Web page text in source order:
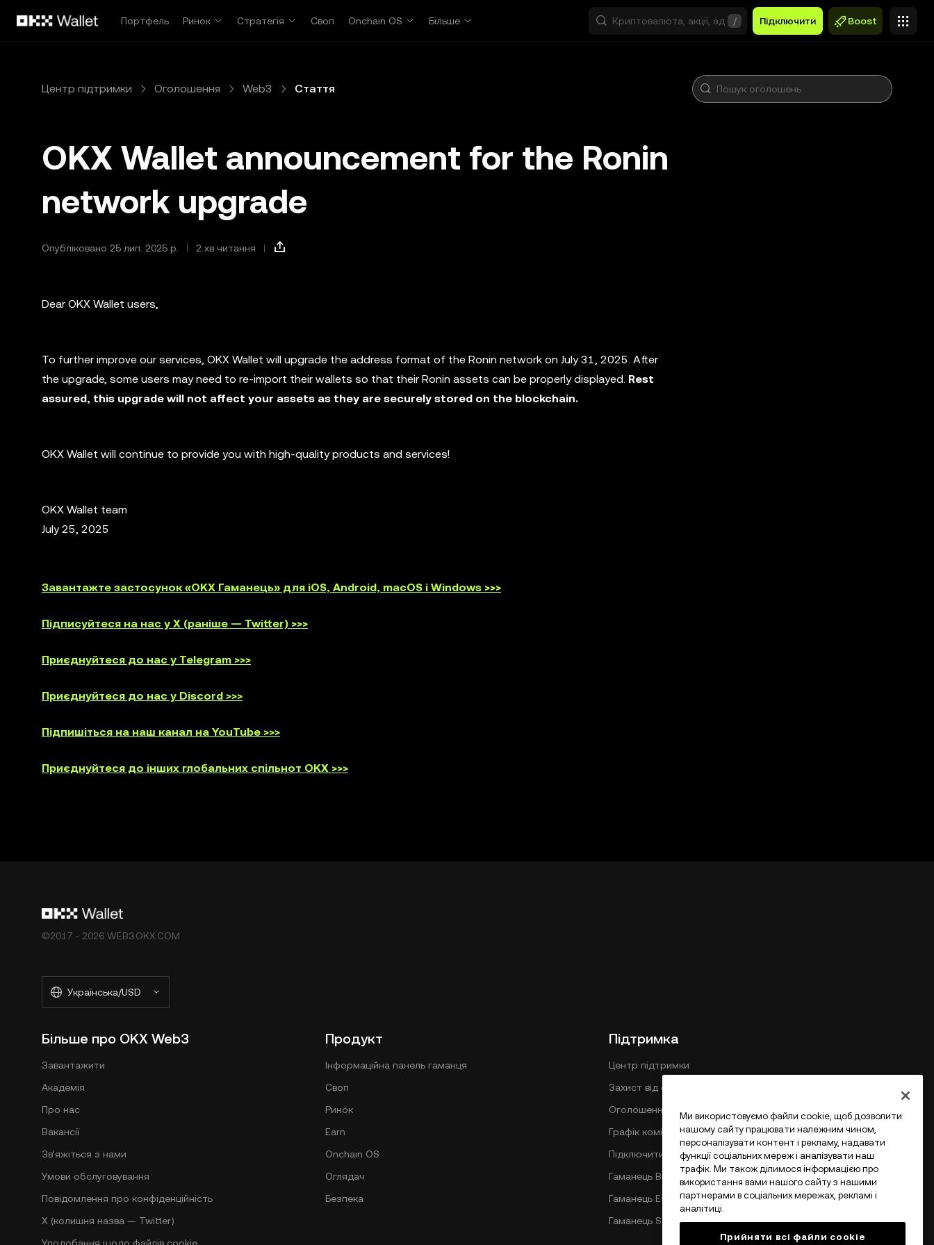
Портфель
Ринок Стратегія Своп Onchain OS Більше / Підключити Boost
Центр підтримки Оголошення Web3 Стаття
OKX Wallet announcement for the Ronin
network upgrade
Опубліковано 25 лип. 2025 р. 2 хв читання
Dear OKX Wallet users,
To further improve our services, OKX Wallet will upgrade the address format of the Ronin network on July 31, 2025. After
the upgrade, some users may need to re-import their wallets so that their Ronin assets can be properly displayed. Rest
assured, this upgrade will not affect your assets as they are securely stored on the blockchain.
OKX Wallet will continue to provide you with high-quality products and services!
OKX Wallet team
July 25, 2025
Завантажте застосунок «OKX Гаманець» для iOS, Android, macOS і Windows >>>
Підписуйтеся на нас у X (раніше — Twitter) >>>
Приєднуйтеся до нас у Telegram >>>
Приєднуйтеся до нас у Discord >>>
Підпишіться на наш канал на YouTube >>>
Приєднуйтеся до інших глобальних спільнот OKX >>>
©2017 - 2026 WEB3.OKX.COM
Українська/USD
Більше про OKX Web3
Завантажити
Академія
Про нас
Вакансії
Зв’яжіться з нами
Умови обслуговування
Повідомлення про конфіденційність
X (колишня назва — Twitter)
Продукт
Інформаційна панель гаманця
Своп
Ринок
Earn
Onchain OS
Оглядач
Безпека
Підтримка
Центр підтримки
Захист від фішингу
Оголошення
Графік комісій у DEX
Підключитися з OKX
Гаманець Bitcoin
Гаманець Ethereum
Гаманець Solana
Ми використовуємо файли cookie, щоб дозволити
нашому сайту працювати належним чином,
персоналізувати контент і рекламу, надавати
функції соціальних мереж і аналізувати наш
трафік. Ми також ділимося інформацією про
використання вами нашого сайту з нашими
партнерами в соціальних мережах, рекламі і
аналітиці.
Прийняти всі файли сookie